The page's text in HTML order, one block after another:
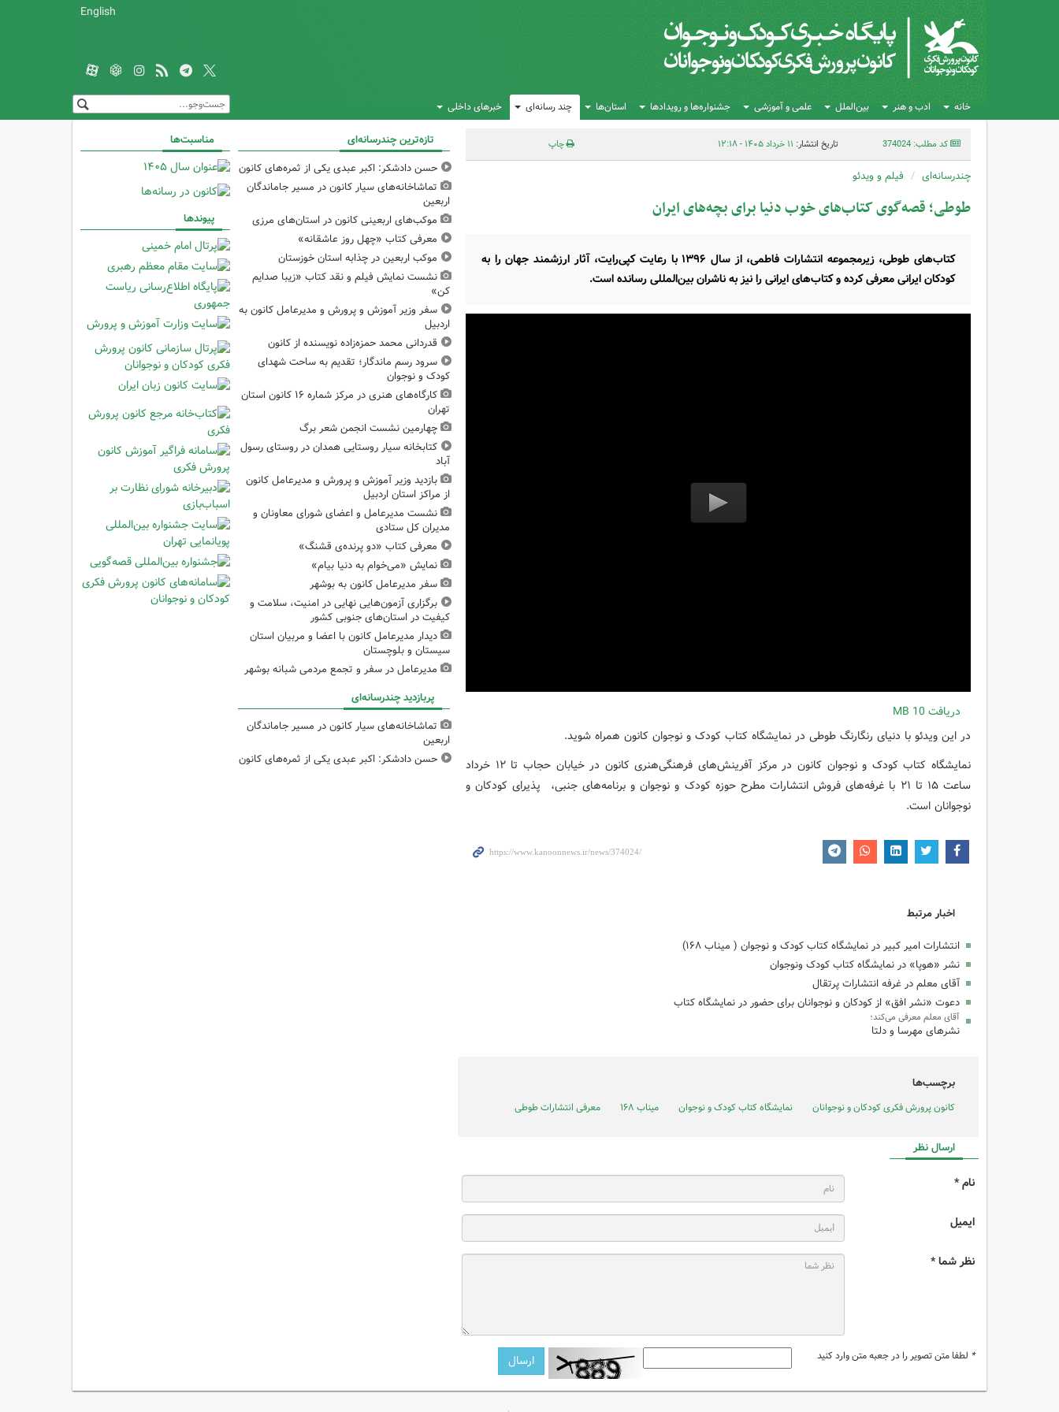
English
خانه ادب و هنر بین‌الملل علمی و آموزشی جشنواره‌ها و رویدادها استان‌ها چند رسانه‌ای خبرهای داخلی
کد مطلب: 374024 تاریخ انتشار: ۱۱ خرداد ۱۴۰۵ - ۱۲:۱۸ چاپ
چندرسانه‌ای فیلم و ویدئو
طوطی؛ قصه‌گوی کتاب‌های خوب دنیا برای بچه‌های ایران
کتاب‌های طوطی، زیرمجموعه انتشارات فاطمی، از سال ۱۳۹۶ با رعایت کپی‌رایت، آثار ارزشمند جهان را به
کودکان ایرانی معرفی کرده و کتاب‌های ایرانی را نیز به ناشران بین‌المللی رسانده است.
دریافت 10 MB
در این ویدئو با دنیای رنگارنگ طوطی در نمایشگاه کتاب کودک و نوجوان کانون همراه شوید.
نمایشگاه کتاب کودک و نوجوان کانون در مرکز آفرینش‌های فرهنگی‌هنری کانون در خیابان حجاب تا ۱۲ خرداد
ساعت ۱۵ تا ۲۱ با غرفه‌های فروش انتشارات مطرح حوزه کودک و نوجوان و برنامه‌های جنبی،‌ پذیرای کودکان و
نوجوانان است.
اخبار مرتبط
انتشارات امیر کبیر در نمایشگاه کتاب کودک و نوجوان ( میناب ۱۶۸)
نشر «هوپا» در نمایشگاه کتاب کودک ونوجوان
آقای معلم در غرفه انتشارات پرتقال
دعوت «نشر افق» از کودکان و نوجوانان برای حضور در نمایشگاه کتاب
آقای معلم معرفی می‌کند؛
نشرهای مهرسا و دلتا
برچسب‌ها
کانون پرورش فکری کودکان و نوجوانان نمایشگاه کتاب کودک و نوجوان میناب ۱۶۸ معرفی انتشارات طوطی
ارسال نظر
نام *
ایمیل
نظر شما *
* لطفا متن تصویر را در جعبه متن وارد کنید
تازه‌ترین چندرسانه‌ای
حسن دادشکر: اکبر عبدی یکی از ثمره‌های کانون
تماشاخانه‌های سیار کانون در مسیر جاماندگان
اربعین
موکب‌های اربعینی کانون در استان‌های مرزی
معرفی کتاب «چهل روز عاشقانه»
موکب اربعین در چذابه استان خوزستان
نشست نمایش فیلم و نقد کتاب «زیبا صدایم
کن»
سفر وزیر آموزش و پرورش و مدیرعامل کانون به
اردبیل
قدردانی محمد حمزه‌زاده نویسنده از کانون
سرود رسم ماندگار؛ تقدیم به ساحت شهدای
کودک و نوجوان
کارگاه‌های هنری در مرکز شماره ۱۶ کانون استان
تهران
چهارمین نشست انجمن شعر برگ
کتابخانه سیار روستایی همدان در روستای رسول
آباد
بازدید وزیر آموزش و پرورش و مدیرعامل کانون
از مراکز استان اردبیل
نشست مدیرعامل و اعضای شورای معاونان و
مدیران کل ستادی
معرفی کتاب «دو پرنده‌ی قشنگ»
نمایش «می‌خوام به دنیا بیام»
سفر مدیرعامل کانون به بوشهر
برگزاری آزمون‌هایی نهایی در امنیت، سلامت و
کیفیت در استان‌های جنوبی کشور
دیدار مدیرعامل کانون با اعضا و مربیان استان
سیستان و بلوچستان
مدیرعامل در سفر و تجمع مردمی شبانه بوشهر
پربازدید چندرسانه‌ای
تماشاخانه‌های سیار کانون در مسیر جاماندگان
اربعین
حسن دادشکر: اکبر عبدی یکی از ثمره‌های کانون
مناسبت‌ها
پیوندها